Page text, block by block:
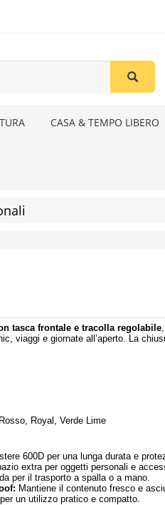
CASA & TEMPO LIBERO
tasca frontale e tracolla regolabile
viaggi e giornate all’aperto. La
Royal, Verde Lime
600D per una lunga durata e
extra per oggetti personali e
per il trasporto a spalla o a mano.
Mantiene il contenuto fresco e
un utilizzo pratico e compatto.